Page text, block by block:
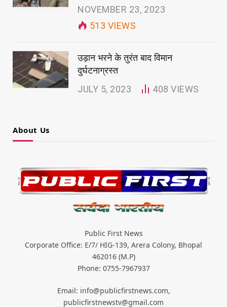
NOVEMBER 23, 2023
513 VIEWS
उड़ान भरने के तुरंत बाद विमान
दुर्घटनाग्रस्त
JULY 5, 2023 408VIEWS
About Us
Public First News
Corporate Office: E/7/ HIG-139, Arera Colony, Bhopal
462016 (M.P)
Phone: 0755-7967937
Email: info@publicfirstnews.com,
publicfirstnewstv@gmail.com